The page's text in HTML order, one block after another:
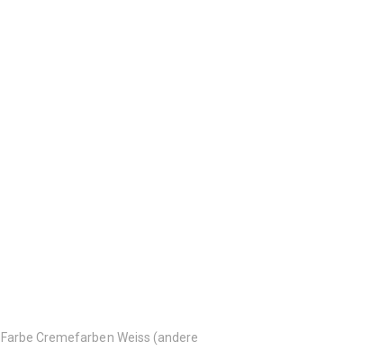
Cremefarben Weiss (andere